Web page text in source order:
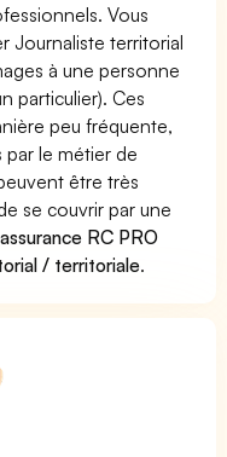
Vous
Journaliste territorial
à une personne
particulier). Ces
peu fréquente,
par le métier de
être très
se couvrir par une
assurance RC PRO
/ territoriale.